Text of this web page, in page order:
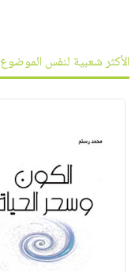
الأكثر شعبية لنفس الموضوع